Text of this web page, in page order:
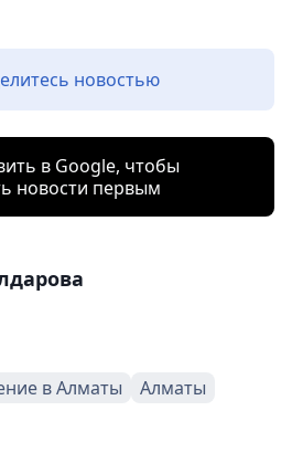
новостью
в Google, чтобы
новости первым
в Алматы
Алматы